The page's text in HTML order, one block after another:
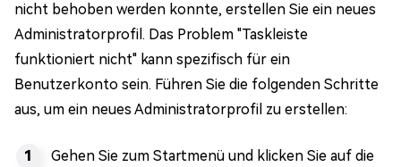
nicht behoben werden konnte, erstellen Sie ein neues
Administratorprofil. Das Problem "Taskleiste
funktioniert nicht" kann spezifisch für ein
Benutzerkonto sein. Führen Sie die folgenden Schritte
aus, um ein neues Administratorprofil zu erstellen:
Gehen Sie zum Startmenü und klicken Sie auf die